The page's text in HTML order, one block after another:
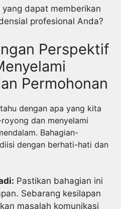
yang dapat memberikan
profesional Anda?
Perspektif
Permohonan
dengan apa yang kita
dan menyelami
Bahagian-
dengan berhati-hati dan
Pastikan bahagian ini
Sebarang kesilapan
masalah komunikasi